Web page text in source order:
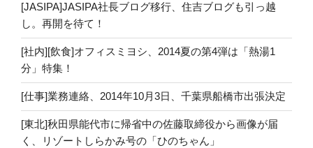
[JASIPA]JASIPA社長ブログ移行、住吉ブログも引っ越
し。再開を待て！
[社内][飲食]オフィスミヨシ、2014夏の第4弾は「熱湯1
分」特集！
[仕事]業務連絡、2014年10月3日、千葉県船橋市出張決定
[東北]秋田県能代市に帰省中の佐藤取締役から画像が届
く、リゾートしらかみ号の「ひのちゃん」